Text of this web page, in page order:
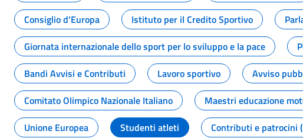
Consiglio d'Europa
Istituto per il Credito Sportivo
Giornata internazionale dello sport per lo sviluppo e la pace
Bandi Avvisi e Contributi
Lavoro sportivo Avviso
Comitato Olimpico Nazionale Italiano
Maestri educazione
Unione Europea
Studenti atleti Contributi e patrocini